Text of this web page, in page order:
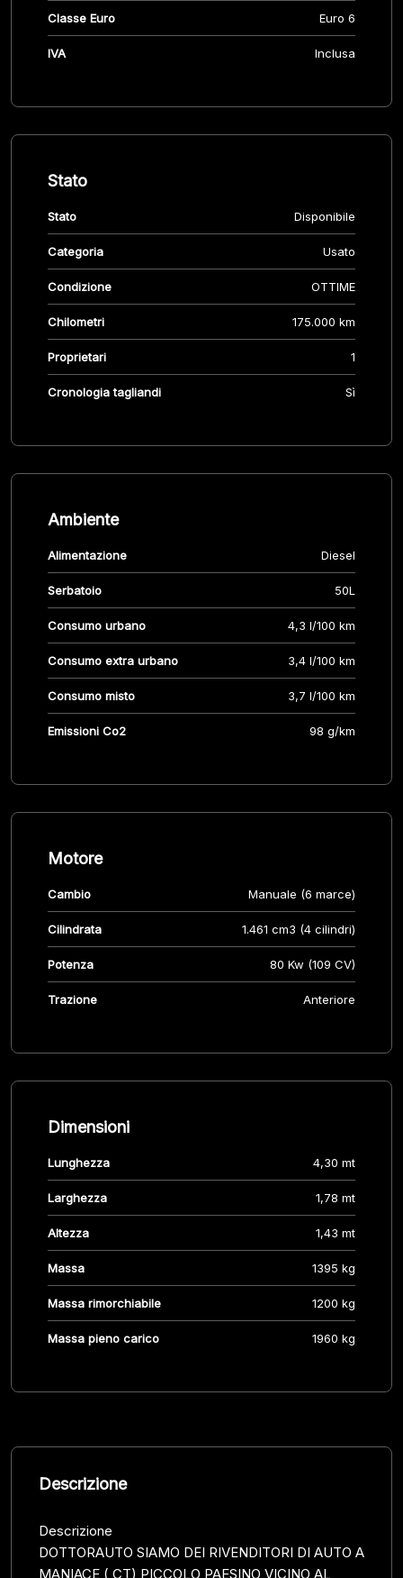
Classe Euro Euro 6
IVA Inclusa
Stato
Stato Disponibile
Categoria Usato
Condizione OTTIME
Chilometri 175.000 km
Proprietari 1
Cronologia tagliandi Sì
Ambiente
Alimentazione Diesel
Serbatoio 50L
Consumo urbano 4,3 l/100 km
Consumo extra urbano 3,4 l/100 km
Consumo misto 3,7 l/100 km
Emissioni Co2 98 g/km
Motore
Cambio Manuale (6 marce)
Cilindrata 1.461 cm3 (4 cilindri)
Potenza 80 Kw (109 CV)
Trazione Anteriore
Dimensioni
Lunghezza 4,30 mt
Larghezza 1,78 mt
Altezza 1,43 mt
Massa 1395 kg
Massa rimorchiabile 1200 kg
Massa pieno carico 1960 kg
Descrizione
Descrizione
DOTTORAUTO SIAMO DEI RIVENDITORI DI AUTO A
MANIACE ( CT) PICCOLO PAESINO VICINO AL